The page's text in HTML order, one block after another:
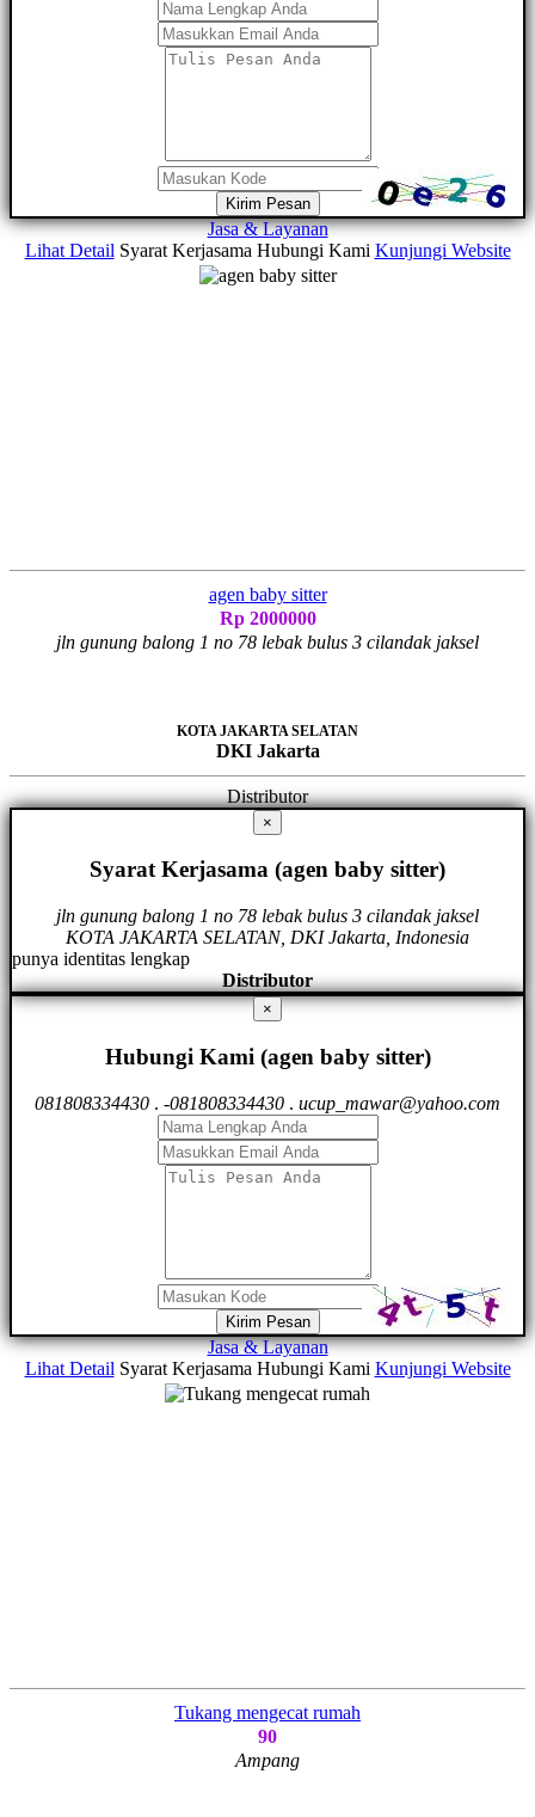
Kirim Pesan
Jasa & Layanan
Lihat Detail Syarat Kerjasama Hubungi Kami Kunjungi Website
agen baby sitter
Rp 2000000
jln gunung balong 1 no 78 lebak bulus 3 cilandak jaksel
KOTA JAKARTA SELATAN
DKI Jakarta
Distributor
×
Syarat Kerjasama (agen baby sitter)
jln gunung balong 1 no 78 lebak bulus 3 cilandak jaksel
KOTA JAKARTA SELATAN, DKI Jakarta, Indonesia
punya identitas lengkap
Distributor
×
Hubungi Kami (agen baby sitter)
081808334430 . -081808334430 . ucup_mawar@yahoo.com
Kirim Pesan
Jasa & Layanan
Lihat Detail Syarat Kerjasama Hubungi Kami Kunjungi Website
Tukang mengecat rumah
90
Ampang